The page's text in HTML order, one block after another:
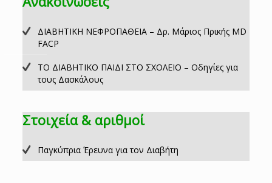
ΔΙΑΒΗΤΙΚΗ ΝΕΦΡΟΠΑΘΕΙΑ – Δρ. Μάριος Πρικής ΜD
FACP
ΤΟ ΔΙΑΒΗΤΙΚΟ ΠΑΙΔΙ ΣΤΟ ΣΧΟΛΕΙΟ – Οδηγίες για
τους Δασκάλους
Στοιχεία & αριθμοί
Παγκύπρια Έρευνα για τον Διαβήτη